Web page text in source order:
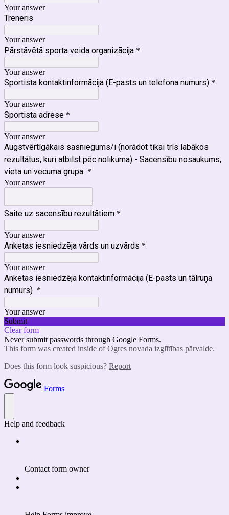
Your answer
Treneris
Your answer
Pārstāvētā sporta veida organizācija *
Your answer
Sportista kontaktinformācija (E-pasts un telefona numurs) *
Your answer
Sportista adrese *
Your answer
Augstvērtīgākais sasniegums/i (norādot tikai trīs labākos
rezultātus, kuri atbilst pēc nolikuma) - Sacensību nosaukums,
vieta un vecuma grupa *
Your answer
Saite uz sacensību rezultātiem *
Your answer
Anketas iesniedzēja vārds un uzvārds *
Your answer
Anketas iesniedzēja kontaktinformācija (E-pasts un tālruņa
numurs) *
Your answer
Submit
Clear form
Never submit passwords through Google Forms.
This form was created inside of Ogres novada izglītības pārvalde.
Does this form look suspicious? Report
Forms
Help and feedback
Contact form owner